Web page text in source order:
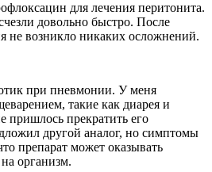
для лечения перитонита.
довольно быстро. После
не возникло никаких осложнений.
при пневмонии. У меня
такие как диарея и
пришлось прекратить его
другой аналог, но симптомы
препарат может оказывать
организм.